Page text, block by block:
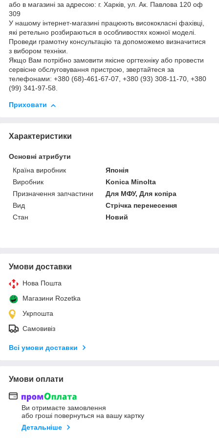
або в магазині за адресою: г. Харків, ул. Ак. Павлова 120 оф
309
У нашому інтернет-магазині працюють висококласні фахівці,
які ретельно розбираються в особливостях кожної моделі.
Проведи грамотну консультацію та допоможемо визначитися
з вибором техніки.
Якщо Вам потрібно замовити якісне оргтехніку або провести
сервісне обслуговування пристрою, звертайтеся за
телефонами: +380 (68)-461-67-07, +380 (93) 308-11-70, +380
(99) 341-97-58.
Приховати
Характеристики
Основні атрибути
Країна виробник
Японія
Виробник
Konica Minolta
Призначення запчастини
Для МФУ, Для копіра
Вид
Стрічка перенесення
Стан
Новий
Умови доставки
Нова Пошта
Магазини Rozetka
Укрпошта
Самовивіз
Всі умови доставки
Умови оплати
Ви отримаєте замовлення
або гроші повернуться на вашу картку
Детальніше